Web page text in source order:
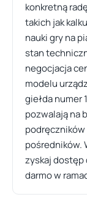
konkretną
takich jak
nauki gry na
stan
negocjacja
modelu
giełda numer
pozwalają na
pośredników.
zyskaj dostęp
darmo w